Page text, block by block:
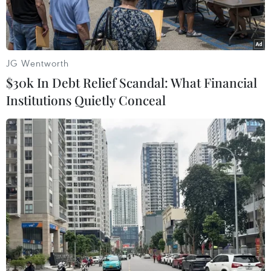
núi.
Mưa lớn đã gây sạt lở tại 11 điểm trên các tuyến đường xã ở
huyện Văn Yên. (Ảnh: TTXVN phát)
Do chịu ảnh hưởng của rãnh áp thấp có trục đi
JG Wentworth
$30k In Debt Relief Scandal: What Financial
Institutions Quietly Conceal